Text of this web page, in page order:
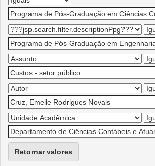
Retornar valores